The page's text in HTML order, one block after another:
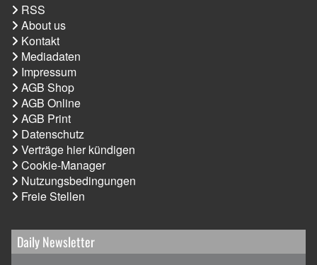
RSS
About us
Kontakt
Mediadaten
Impressum
AGB Shop
AGB Online
AGB Print
Datenschutz
Verträge hier kündigen
Cookie-Manager
Nutzungsbedingungen
Freie Stellen
Daily Newsletter